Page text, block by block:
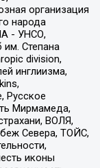
организация
народа
- УНСО,
им. Степана
division,
инглиизма,
Русское
Мирмамеда,
ВОЛЯ,
Севера, ТОЙС,
иконы